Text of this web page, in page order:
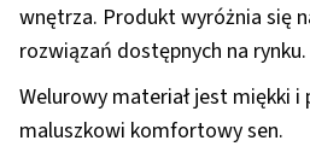
wnętrza. Produkt wyróżnia się
rozwiązań dostępnych na rynku.
Welurowy materiał jest miękki i
maluszkowi komfortowy sen.